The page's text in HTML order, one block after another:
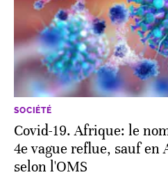
SOCIÉTÉ
Covid-19. Afrique: le
4e vague reflue, sauf en
selon l'OMS